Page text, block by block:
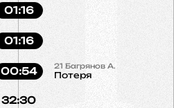
01:16
01:16
21 Багрянов А.
Потеря
00:54
32:30